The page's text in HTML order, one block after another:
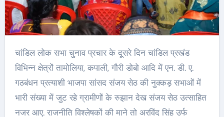
चांडिल लोक सभा चुनाव प्रचार के दूसरे दिन चांडिल प्रखंड
विभिन्न क्षेत्रों तामोलिया, कपाली, गौरी डोबो आदि में एन. डी. ए.
गठबंधन प्रत्याशी भाजपा सांसद संजय सेठ की नुक्कड़ सभाओं में
भारी संख्या में जुट रहे ग्रामीणों के रुझान देख संजय सेठ उत्साहित
नजर आए. राजनीति विश्लेषकों की माने तो अरविंद सिंह उर्फ